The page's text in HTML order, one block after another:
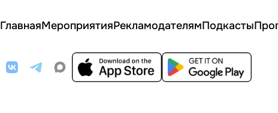
ГлавнаяМероприятияРекламодателямПодкасты